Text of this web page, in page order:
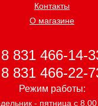
Контакты
О магазине
8 831 466-14-
8 831 466-22-
Режим работы:
- пятница с